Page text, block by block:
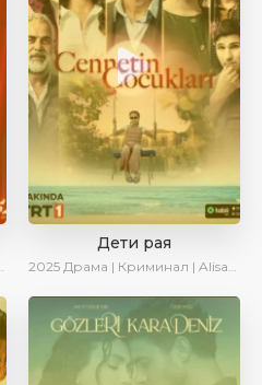
Дети рая
2025 Драма | Криминал | AlisaDirilis | Новинки | Сериалы 2025